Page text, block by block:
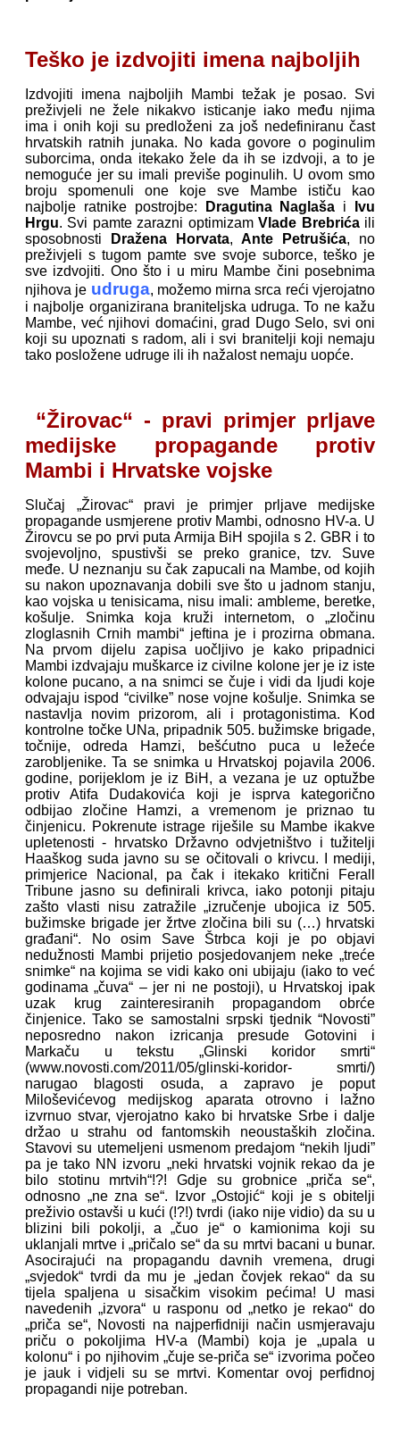
Teško je izdvojiti imena najboljih
Izdvojiti imena najboljih Mambi težak je posao. Svi
preživjeli ne žele nikakvo isticanje iako među njima
ima i onih koji su predloženi za još nedefiniranu čast
hrvatskih ratnih junaka. No kada govore o poginulim
suborcima, onda itekako žele da ih se izdvoji, a to je
nemoguće jer su imali previše poginulih. U ovom smo
broju spomenuli one koje sve Mambe ističu kao
najbolje ratnike postrojbe:
Dragutina Naglaša i
Ivu
Hrgu. Svi pamte zarazni optimizamVlade Brebrićaili
sposobnosti
Dražena Horvata,Ante Petrušića, no
preživjeli s tugom pamte sve svoje suborce, teško je
sve izdvojiti. Ono što i u miru Mambe čini posebnima
njihova je udruga, možemo mirna srca reći vjerojatno
i najbolje organizirana braniteljska udruga. To ne kažu
Mambe, već njihovi domaćini, grad Dugo Selo, svi oni
koji su upoznati s radom, ali i svi branitelji koji nemaju
tako posložene udruge ili ih nažalost nemaju uopće.
“Žirovac“ - pravi primjer prljave
medijske propagande protiv
Mambi i Hrvatske vojske
Slučaj „Žirovac“ pravi je primjer prljave medijske
propagande usmjerene protiv Mambi, odnosno HV-a. U
Žirovcu se po prvi puta Armija BiH spojila s 2. GBR i to
svojevoljno, spustivši se preko granice, tzv. Suve
međe. U neznanju su čak zapucali na Mambe, od kojih
su nakon upoznavanja dobili sve što u jadnom stanju,
kao vojska u tenisicama, nisu imali: ambleme, beretke,
košulje. Snimka koja kruži internetom, o „zločinu
zloglasnih Crnih mambi“ jeftina je i prozirna obmana.
Na prvom dijelu zapisa uočljivo je kako pripadnici
Mambi izdvajaju muškarce iz civilne kolone jer je iz iste
kolone pucano, a na snimci se čuje i vidi da ljudi koje
odvajaju ispod “civilke” nose vojne košulje. Snimka se
nastavlja novim prizorom, ali i protagonistima. Kod
kontrolne točke UNa, pripadnik 505. bužimske brigade,
točnije, odreda Hamzi, bešćutno puca u ležeće
zarobljenike. Ta se snimka u Hrvatskoj pojavila 2006.
godine, porijeklom je iz BiH, a vezana je uz optužbe
protiv Atifa Dudakovića koji je isprva kategorično
odbijao zločine Hamzi, a vremenom je priznao tu
činjenicu. Pokrenute istrage riješile su Mambe ikakve
upletenosti - hrvatsko Državno odvjetništvo i tužitelji
Haaškog suda javno su se očitovali o krivcu. I mediji,
primjerice Nacional, pa čak i itekako kritični Ferall
Tribune jasno su definirali krivca, iako potonji pitaju
zašto vlasti nisu zatražile „izručenje ubojica iz 505.
bužimske brigade jer žrtve zločina bili su (…) hrvatski
građani“. No osim Save Štrbca koji je po objavi
nedužnosti Mambi prijetio posjedovanjem neke „treće
snimke“ na kojima se vidi kako oni ubijaju (iako to već
godinama „čuva“ – jer ni ne postoji), u Hrvatskoj ipak
uzak krug zainteresiranih propagandom obrće
činjenice. Tako se samostalni srpski tjednik “Novosti”
neposredno nakon izricanja presude Gotovini i
Markaču u tekstu „Glinski koridor smrti“
(www.novosti.com/2011/05/glinski-koridor- smrti/)
narugao blagosti osuda, a zapravo je poput
Miloševićevog medijskog aparata otrovno i lažno
izvrnuo stvar, vjerojatno kako bi hrvatske Srbe i dalje
držao u strahu od fantomskih neoustaških zločina.
Stavovi su utemeljeni usmenom predajom “nekih ljudi”
pa je tako NN izvoru „neki hrvatski vojnik rekao da je
bilo stotinu mrtvih“!?! Gdje su grobnice „priča se“,
odnosno „ne zna se“. Izvor „Ostojić“ koji je s obitelji
preživio ostavši u kući (!?!) tvrdi (iako nije vidio) da su u
blizini bili pokolji, a „čuo je“ o kamionima koji su
uklanjali mrtve i „pričalo se“ da su mrtvi bacani u bunar.
Asocirajući na propagandu davnih vremena, drugi
„svjedok“ tvrdi da mu je „jedan čovjek rekao“ da su
tijela spaljena u sisačkim visokim pećima! U masi
navedenih „izvora“ u rasponu od „netko je rekao“ do
„priča se“, Novosti na najperfidniji način usmjeravaju
priču o pokoljima HV-a (Mambi) koja je „upala u
kolonu“ i po njihovim „čuje se-priča se“ izvorima počeo
je jauk i vidjeli su se mrtvi. Komentar ovoj perfidnoj
propagandi nije potreban.